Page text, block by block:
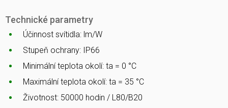
Technické parametry
Účinnost svítidla: lm/W
Stupeň ochrany: IP66
Minimální teplota okolí: ta = 0 °C
Maximální teplota okolí: ta = 35 °C
Životnost: 50000 hodin / L80/B20